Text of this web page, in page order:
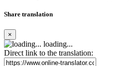
Share translation
×
loading...
Direct link to the translation: